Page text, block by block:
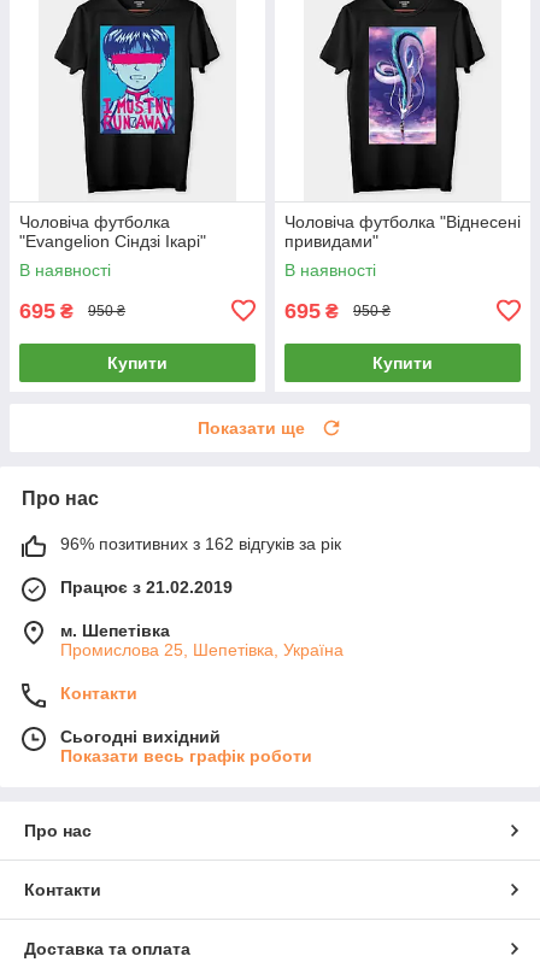
Чоловіча футболка
"Evangelion Сіндзі Ікарі"
В наявності
695 ₴ 950 ₴
Купити
Чоловіча футболка "Віднесені
привидами"
В наявності
695 ₴ 950 ₴
Купити
Показати ще
Про нас
96% позитивних з 162 відгуків за рік
Працює з 21.02.2019
м. Шепетівка
Промислова 25, Шепетівка, Україна
Контакти
Сьогодні вихідний
Показати весь графік роботи
Про нас
Контакти
Доставка та оплата